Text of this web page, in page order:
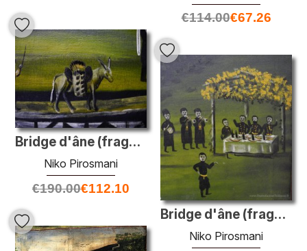
€114.00€67.26
Bridge d'âne (fragment)
Niko Pirosmani
€190.00€112.10
Bridge d'âne (fragment)
Niko Pirosmani